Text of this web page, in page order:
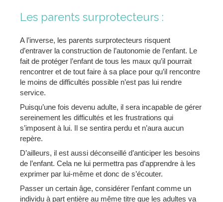
Les parents surprotecteurs :
A l’inverse, les parents surprotecteurs risquent
d’entraver la construction de l’autonomie de l’enfant. Le
fait de protéger l’enfant de tous les maux qu’il pourrait
rencontrer et de tout faire à sa place pour qu’il rencontre
le moins de difficultés possible n’est pas lui rendre
service.
Puisqu’une fois devenu adulte, il sera incapable de gérer
sereinement les difficultés et les frustrations qui
s’imposent à lui. Il se sentira perdu et n’aura aucun
repère.
D’ailleurs, il est aussi déconseillé d’anticiper les besoins
de l’enfant. Cela ne lui permettra pas d’apprendre à les
exprimer par lui-même et donc de s’écouter.
Passer un certain âge, considérer l’enfant comme un
individu à part entière au même titre que les adultes va